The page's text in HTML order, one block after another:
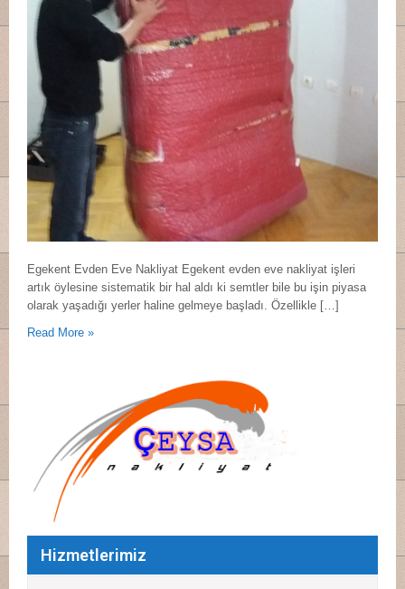
Egekent Evden Eve Nakliyat Egekent evden eve nakliyat işleri
artık öylesine sistematik bir hal aldı ki semtler bile bu işin piyasa
olarak yaşadığı yerler haline gelmeye başladı. Özellikle […]
Read More »
Hizmetlerimiz